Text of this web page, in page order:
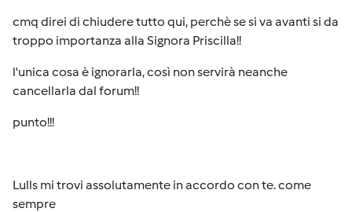
cmq direi di chiudere tutto qui, perchè se si va avanti si da
troppo importanza alla Signora Priscilla!!
l'unica cosa è ignorarla, così non servirà neanche
cancellarla dal forum!!
punto!!!
Lulls mi trovi assolutamente in accordo con te. come
sempre